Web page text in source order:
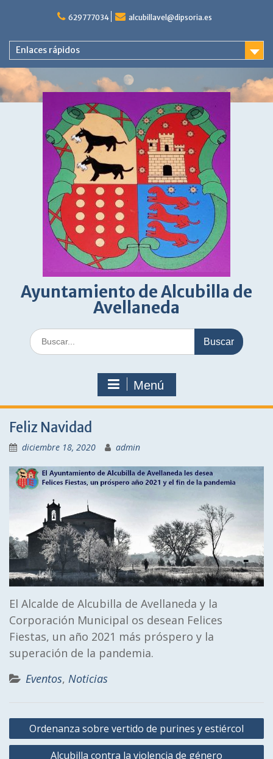
629777034 alcubillavel@dipsoria.es
Enlaces rápidos
Ayuntamiento de Alcubilla de
Avellaneda
Buscar:
Menú
Feliz Navidad
diciembre 18, 2020 admin
El Alcalde de Alcubilla de Avellaneda y la
Corporación Municipal os desean Felices
Fiestas, un año 2021 más próspero y la
superación de la pandemia.
Eventos, Noticias
Navegación
de
Ordenanza sobre vertido de purines y estiércol
Alcubilla contra la violencia de género